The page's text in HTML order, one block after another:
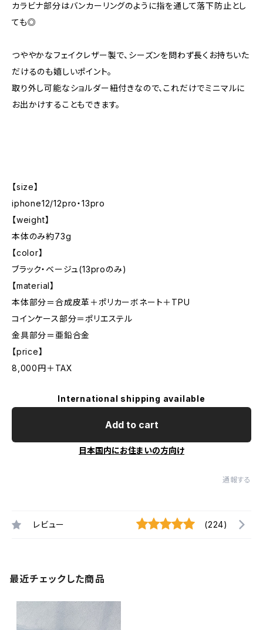
カラビナ部分はバンカーリングのように指を通して落下防止とし
ても◎
つややかなフェイクレザー製で、シーズンを問わず長くお持ちいた
だけるのも嬉しいポイント。
取り外し可能なショルダー紐付きなので、これだけでミニマルに
お出かけすることもできます。
【size】
iphone12/12pro・13pro
【weight】
本体のみ約73g
【color】
ブラック・ベージュ(13proのみ)
【material】
本体部分＝合成皮革＋ポリカーボネート＋TPU
コインケース部分＝ポリエステル
金具部分＝亜鉛合金
【price】
8,000円＋TAX
International shipping available
Add to cart
日本国内にお住まいの方向け
通報する
レビュー (224)
最近チェックした商品